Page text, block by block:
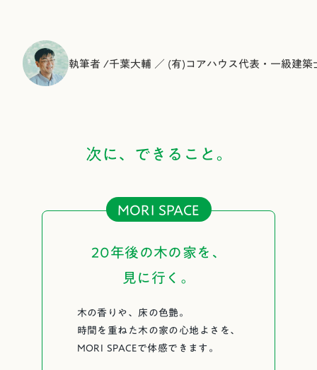
執筆者 /千葉大輔 ／ (有)コアハウス代表・一級建築
次に、できること。
MORI SPACE
20年後の木の家を、
見に行く。
木の香りや、床の色艶。
時間を重ねた木の家の心地よさを、
MORI SPACEで体感できます。